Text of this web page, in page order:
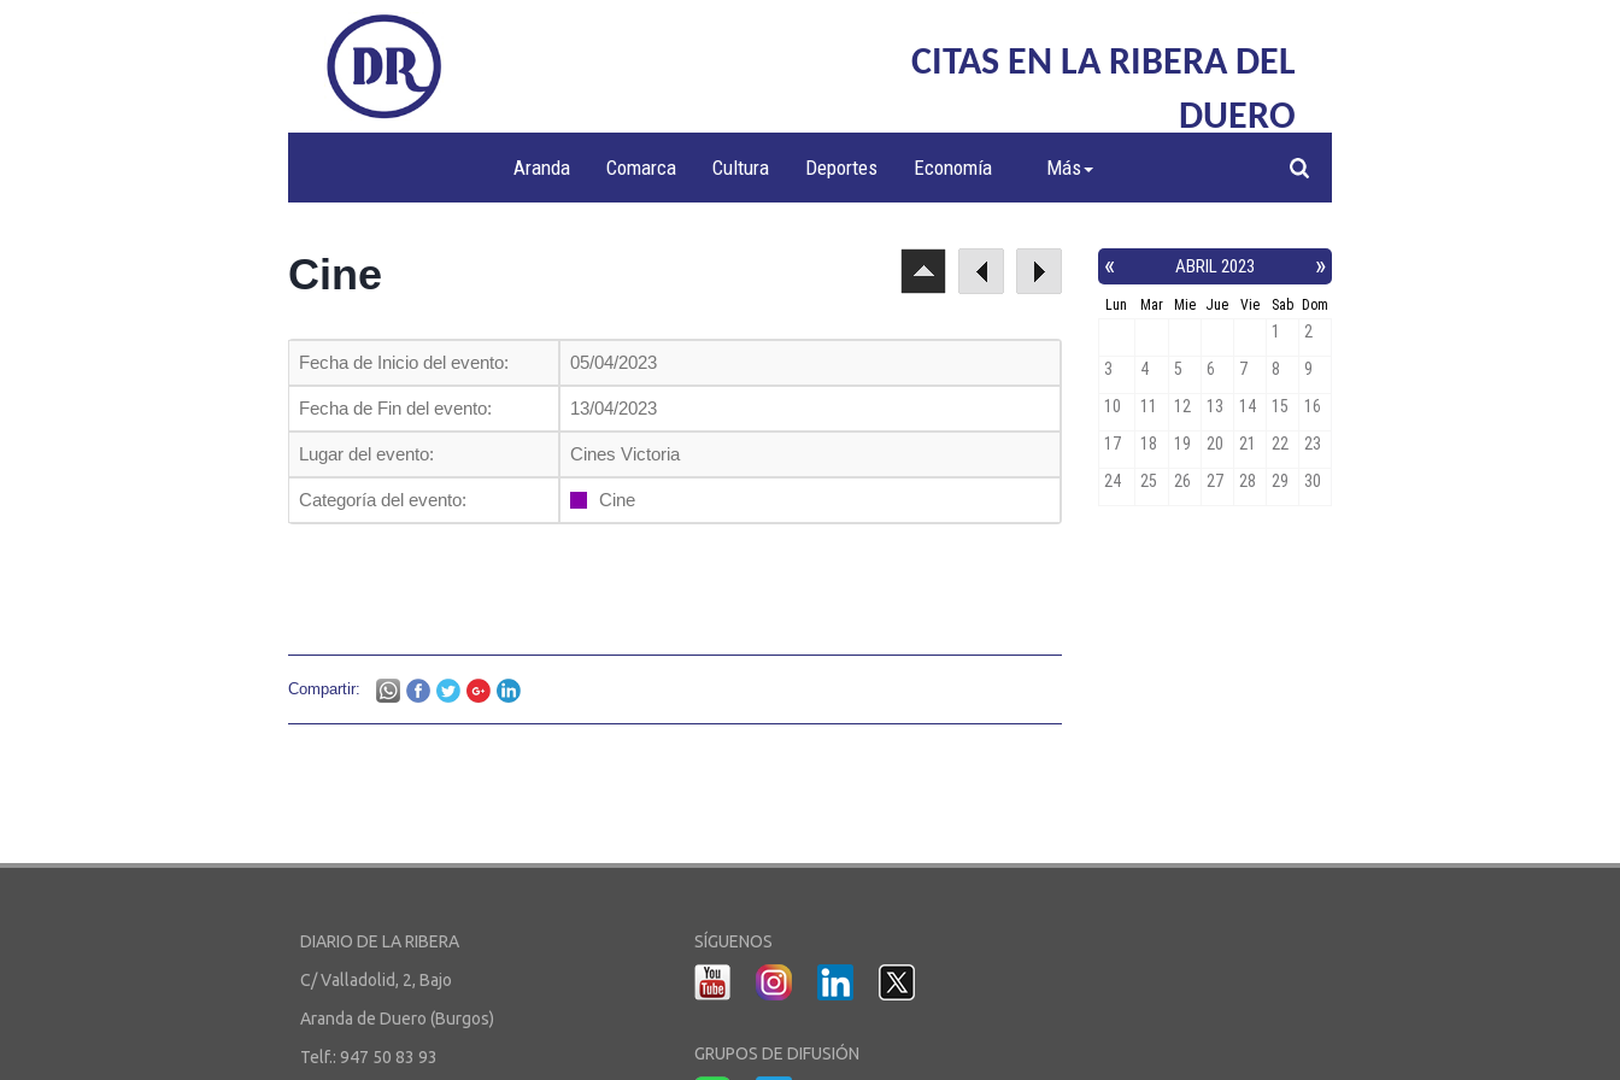
CITAS EN LA RIBERA DEL
DUERO
Aranda Comarca Cultura Deportes Economía Más
Cine
Fecha de Inicio del evento: 05/04/2023
Fecha de Fin del evento: 13/04/2023
Lugar del evento: Cines Victoria
Categoría del evento: Cine
Compartir:
DIARIO DE LA RIBERA
C/ Valladolid, 2, Bajo
Aranda de Duero (Burgos)
Telf.: 947 50 83 93
SÍGUENOS
GRUPOS DE DIFUSIÓN